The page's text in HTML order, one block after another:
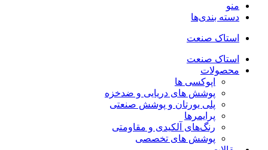
منو
دسته بندی‌ها
استاک صنعت
استاک صنعت
محصولات
اپوکسی ها
پوشش های دریایی و ضدخزه
پلی یورتان و پوشش صنعتی
پرایمرها
رنگ‌های آلکیدی و مقاومتی
پوشش های تخصصی